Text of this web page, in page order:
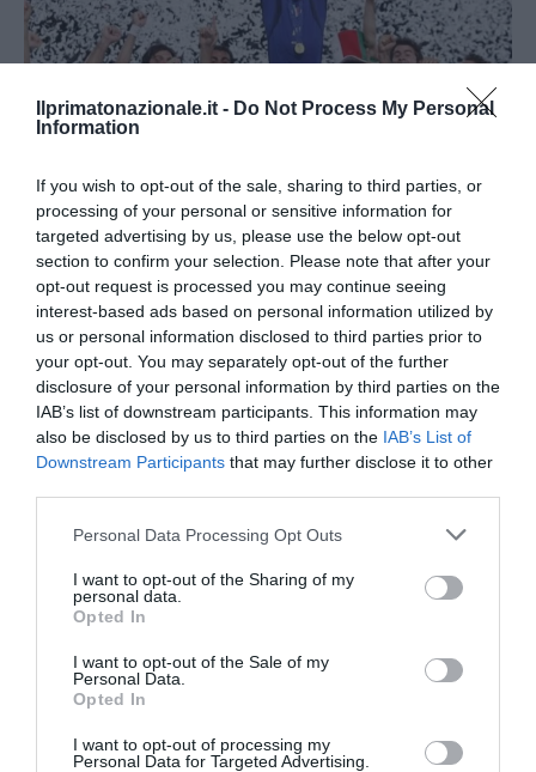
Ilprimatonazionale.it - Do Not Process My Personal
Information
If you wish to opt-out of the sale, sharing to third parties, or
processing of your personal or sensitive information for
targeted advertising by us, please use the below opt-out
section to confirm your selection. Please note that after your
opt-out request is processed you may continue seeing
interest-based ads based on personal information utilized by
us or personal information disclosed to third parties prior to
your opt-out. You may separately opt-out of the further
disclosure of your personal information by third parties on the
IAB’s list of downstream participants. This information may
also be disclosed by us to third parties on the IAB’s List of
Downstream Participants that may further disclose it to other
Please note that this website/app uses one or more Google
not limited to your visit or usage behaviour. You may click to
grant or deny consent to Google and its third-party tags to
use your data for below specified purposes in below Google
consent section.
Personal Data Processing Opt Outs
I want to opt-out of the Sharing of my
personal data.
Opted In
I want to opt-out of the Sale of my
Personal Data.
Opted In
I want to opt-out of processing my
Personal Data for Targeted Advertising.
Berlino 2006, una notte da campioni del mondo
18 Luglio 2026
15 Luglio 2026